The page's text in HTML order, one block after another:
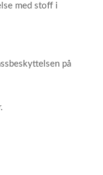
med stoff i
på